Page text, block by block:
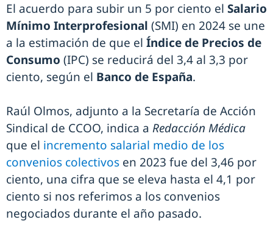
El acuerdo para subir un 5 por ciento el Salario
Mínimo Interprofesional (SMI) en 2024 se une
a la estimación de que el Índice de Precios de
Consumo (IPC) se reducirá del 3,4 al 3,3 por
ciento, según el Banco de España.
Raúl Olmos, adjunto a la Secretaría de Acción
Sindical de CCOO, indica a Redacción Médica
que el incremento salarial medio de los
convenios colectivos en 2023 fue del 3,46 por
ciento, una cifra que se eleva hasta el 4,1 por
ciento si nos referimos a los convenios
negociados durante el año pasado.